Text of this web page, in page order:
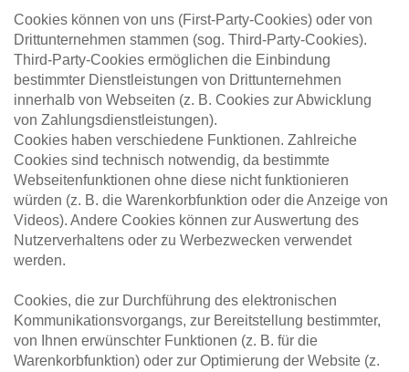
Cookies können von uns (First-Party-Cookies) oder von
Drittunternehmen stammen (sog. Third-Party-Cookies).
Third-Party-Cookies ermöglichen die Einbindung
bestimmter Dienstleistungen von Drittunternehmen
innerhalb von Webseiten (z. B. Cookies zur Abwicklung
von Zahlungsdienstleistungen).
Cookies haben verschiedene Funktionen. Zahlreiche
Cookies sind technisch notwendig, da bestimmte
Webseitenfunktionen ohne diese nicht funktionieren
würden (z. B. die Warenkorbfunktion oder die Anzeige von
Videos). Andere Cookies können zur Auswertung des
Nutzerverhaltens oder zu Werbezwecken verwendet
werden.
Cookies, die zur Durchführung des elektronischen
Kommunikationsvorgangs, zur Bereitstellung bestimmter,
von Ihnen erwünschter Funktionen (z. B. für die
Warenkorbfunktion) oder zur Optimierung der Website (z.